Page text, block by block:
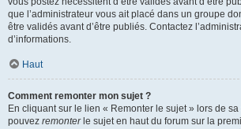
que l’administrateur vous ait placé dans un groupe
être validés avant d’être publiés. Contactez
d’informations.
Haut
Comment remonter mon sujet ?
En cliquant sur le lien « Remonter le sujet » lors de
pouvez remonterle sujet en haut du forum sur la